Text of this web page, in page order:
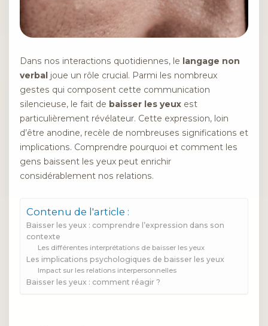
Dans nos interactions quotidiennes, le langage non
verbal joue un rôle crucial. Parmi les nombreux
gestes qui composent cette communication
silencieuse, le fait de baisser les yeux est
particulièrement révélateur. Cette expression, loin
d’être anodine, recèle de nombreuses significations et
implications. Comprendre pourquoi et comment les
gens baissent les yeux peut enrichir
considérablement nos relations.
Contenu de l'article :
Baisser les yeux : comprendre l’expression dans son
contexte
Les différentes interprétations de baisser les yeux
Les implications psychologiques de baisser les yeux
Impact sur les relations interpersonnelles
Baisser les yeux : comment réagir ?